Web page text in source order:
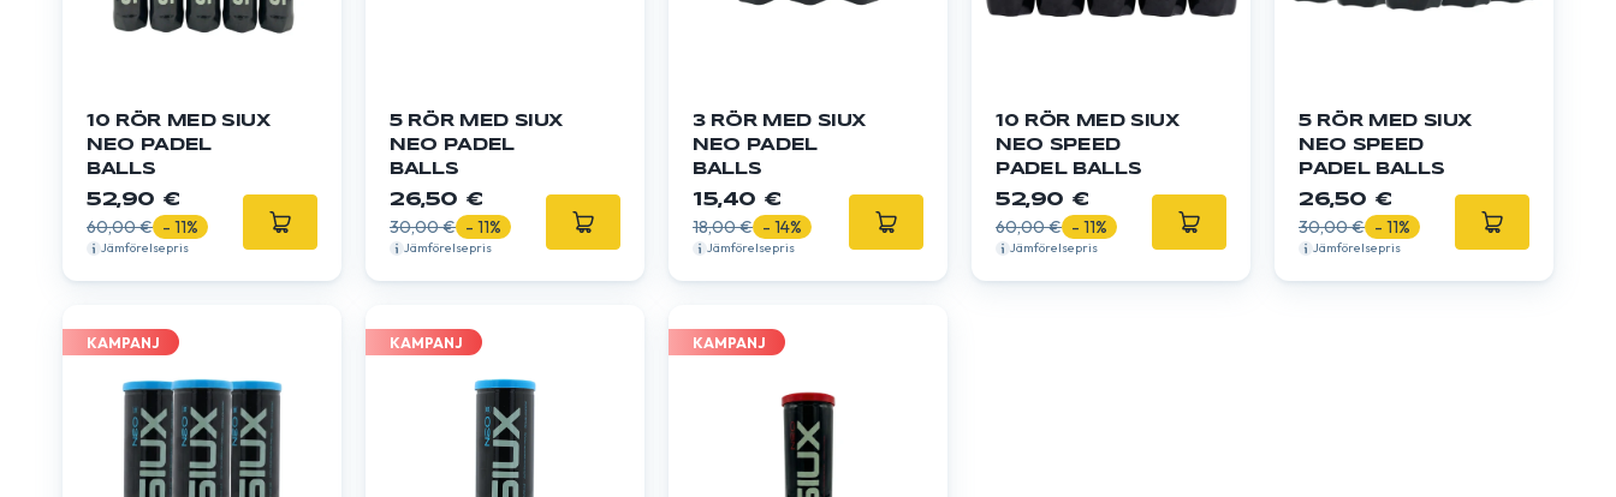
10 RÖR MED SIUX
NEO PADEL
BALLS
52,90 €
60,00 € - 11%
Jämförelsepris
5 RÖR MED SIUX
NEO PADEL
BALLS
26,50 €
30,00 € - 11%
Jämförelsepris
3 RÖR MED SIUX
NEO PADEL
BALLS
15,40 €
18,00 € - 14%
Jämförelsepris
10 RÖR MED SIUX
NEO SPEED ​​​​
PADEL BALLS
52,90 €
60,00 € - 11%
Jämförelsepris
5 RÖR MED SIUX
NEO SPEED ​​​​
PADEL BALLS
26,50 €
30,00 € - 11%
Jämförelsepris
KAMPANJ KAMPANJ KAMPANJ